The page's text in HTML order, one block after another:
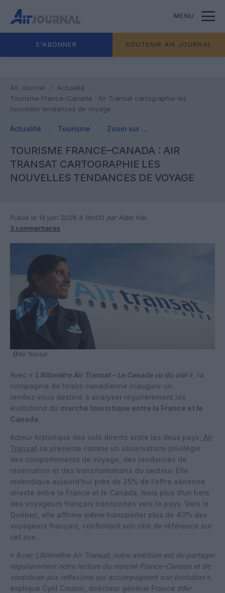
MENU
S'ABONNER SOUTENIR AIR JOURNAL
Air Journal
Actualité
Tourisme France–Canada : Air Transat cartographie les
nouvelles tendances de voyage
Actualité Tourisme Zoom sur ...
TOURISME FRANCE–CANADA : AIR
TRANSAT CARTOGRAPHIE LES
NOUVELLES TENDANCES DE VOYAGE
Publié le 14 juin 2026 à 14h00 par Alain Hai
3 commentaires
@Air Transat
Avec « L’Altimètre Air Transat – Le Canada vu du ciel», la
compagnie de loisirs canadienne inaugure un
rendez‑vous destiné à analyser régulièrement les
évolutions du marché touristique entre la France et le
Canada.
Acteur historique des vols directs entre les deux pays, Air
Transat se présente comme un observatoire privilégié
des comportements de voyage, des tendances de
réservation et des transformations du secteur. Elle
revendique aujourd’hui près de 25% de l’offre aérienne
directe entre la France et le Canada, mais plus d’un tiers
des voyageurs français transportés vers le pays. Vers le
Québec, elle affirme même transporter plus de 40% des
voyageurs français, confirmant son rôle de référence sur
cet axe.
« A vec L’Altimètre Air Transat, notre ambition est de partager
régulièrement notre lecture du marché France–Canada et de
contribuer aux réflexions qui accompagnent son évolution »,
explique Cyril Cousin, directeur général France d’Air